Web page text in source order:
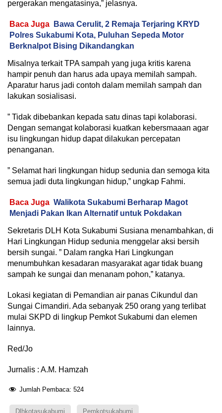
pergerakan mengatasinya,” jelasnya.
Baca Juga
Bawa Cerulit, 2 Remaja Terjaring KRYD
Polres Sukabumi Kota, Puluhan Sepeda Motor
Berknalpot Bising Dikandangkan
Misalnya terkait TPA sampah yang juga kritis karena
hampir penuh dan harus ada upaya memilah sampah.
Aparatur harus jadi contoh dalam memilah sampah dan
lakukan sosialisasi.
” Tidak dibebankan kepada satu dinas tapi kolaborasi.
Dengan semangat kolaborasi kuatkan kebersmaaan agar
isu lingkungan hidup dapat dilakukan percepatan
penanganan.
” Selamat hari lingkungan hidup sedunia dan semoga kita
semua jadi duta lingkungan hidup,” ungkap Fahmi.
Baca Juga Walikota Sukabumi Berharap Magot
Menjadi Pakan Ikan Alternatif untuk Pokdakan
Sekretaris DLH Kota Sukabumi Susiana menambahkan, di
Hari Lingkungan Hidup sedunia menggelar aksi bersih
bersih sungai. ” Dalam rangka Hari Lingkungan
menumbuhkan kesadaran masyarakat agar tidak buang
sampah ke sungai dan menanam pohon,” katanya.
Lokasi kegiatan di Pemandian air panas Cikundul dan
Sungai Cimandiri. Ada sebanyak 250 orang yang terlibat
mulai SKPD di lingkup Pemkot Sukabumi dan elemen
lainnya.
Red/Jo
Jurnalis : A.M. Hamzah
Jumlah Pembaca: 524
Dlhkotasukabumi Pemkotsukabumi